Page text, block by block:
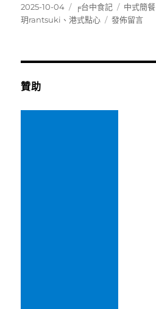
發
佈
2025-10-04
分
類
╒台中食記
標
籤
中式簡餐
玥rantsuki 、港式點心
在
rantsuki
發佈留言
贊助